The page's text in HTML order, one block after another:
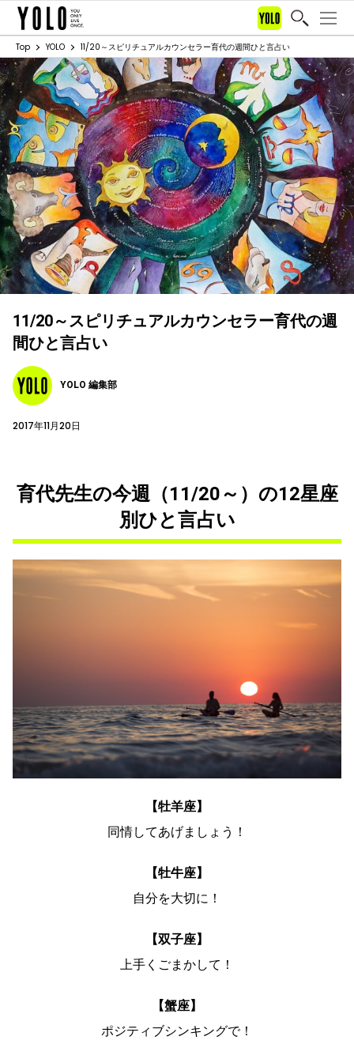
Top YOLO 11/20～スピリチュアルカウンセラー育代の週間ひと言占い
11/20～スピリチュアルカウンセラー育代の週
間ひと言占い
YOLO 編集部
2017年11月20日
育代先生の今週（11/20～）の12星座
別ひと言占い
【牡羊座】
同情してあげましょう！
【牡牛座】
自分を大切に！
【双子座】
上手くごまかして！
【蟹座】
ポジティブシンキングで！